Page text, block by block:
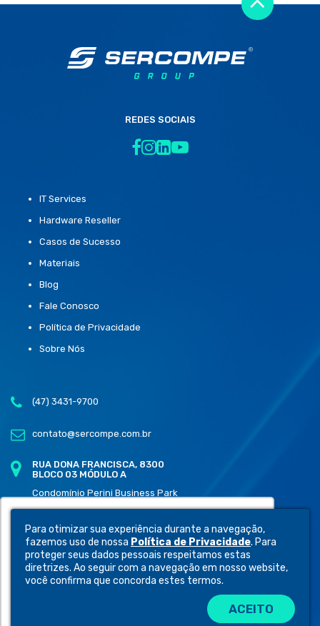
experiência, melhorar o desempenho,
analisar como você interage em nosso site e
personalizar conteúdo.
Aceitar Cookies
REDES SOCIAIS
IT Services
Hardware Reseller
Casos de Sucesso
Materiais
Blog
Fale Conosco
Política de Privacidade
Sobre Nós
(47) 3431-9700
contato@sercompe.com.br
RUA DONA FRANCISCA, 8300
BLOCO 03 MÓDULO A
Condomínio Perini Business Park
Distrito Industrial, Joinville - SC
Para otimizar sua experiência durante a navegação,
fazemos uso de nossa Política de Privacidade. Para
proteger seus dados pessoais respeitamos estas
diretrizes. Ao seguir com a navegação em nosso website,
você confirma que concorda estes termos.
ACEITO